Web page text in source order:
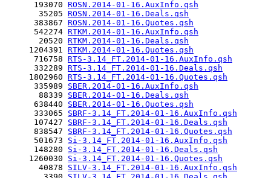
      193070
ROSN.2014-01-16.AuxInfo.qsh
       35205
ROSN.2014-01-16.Deals.qsh
      383867
ROSN.2014-01-16.Quotes.qsh
      542274
RTKM.2014-01-16.AuxInfo.qsh
       20520
RTKM.2014-01-16.Deals.qsh
     1204391
RTKM.2014-01-16.Quotes.qsh
      716758
RTS-3.14_FT.2014-01-16.AuxInfo.qsh
      332289
RTS-3.14_FT.2014-01-16.Deals.qsh
     1802960
RTS-3.14_FT.2014-01-16.Quotes.qsh
      335989
SBER.2014-01-16.AuxInfo.qsh
       88339
SBER.2014-01-16.Deals.qsh
      638440
SBER.2014-01-16.Quotes.qsh
      333065
SBRF-3.14_FT.2014-01-16.AuxInfo.qsh
      107427
SBRF-3.14_FT.2014-01-16.Deals.qsh
      838547
SBRF-3.14_FT.2014-01-16.Quotes.qsh
      501673
Si-3.14_FT.2014-01-16.AuxInfo.qsh
      148280
Si-3.14_FT.2014-01-16.Deals.qsh
     1260030
Si-3.14_FT.2014-01-16.Quotes.qsh
       40878
SILV-3.14_FT.2014-01-16.AuxInfo.qsh